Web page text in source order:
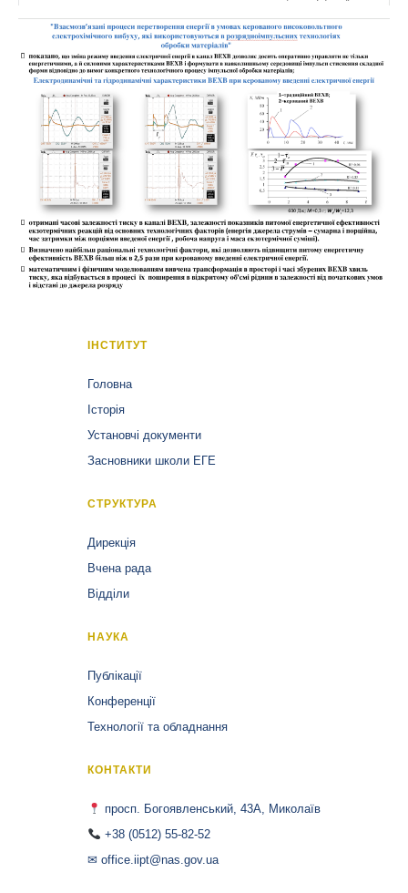
ІНСТИТУТ
Головна
Історія
Установчі документи
Засновники школи ЕГЕ
СТРУКТУРА
Дирекція
Вчена рада
Відділи
НАУКА
Публікації
Конференції
Технології та обладнання
КОНТАКТИ
просп. Богоявленський, 43А, Миколаїв
+38 (0512) 55-82-52
✉ office.iipt@nas.gov.ua